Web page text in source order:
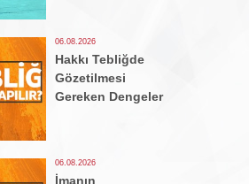
06.08.2026
Hakkı Tebliğde
Gözetilmesi
Gereken Dengeler
06.08.2026
İmanın